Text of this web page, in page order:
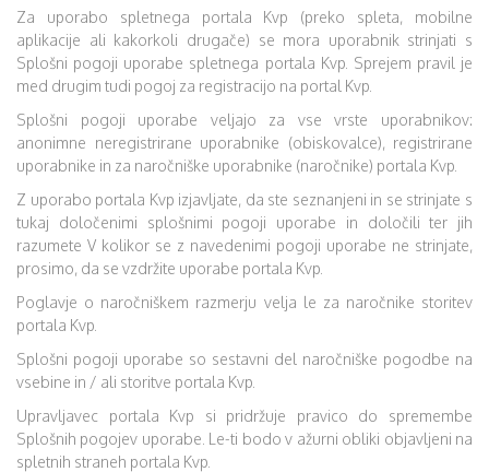
Za uporabo spletnega portala Kvp (preko spleta, mobilne
aplikacije ali kakorkoli drugače) se mora uporabnik strinjati s
Splošni pogoji uporabe spletnega portala Kvp. Sprejem pravil je
med drugim tudi pogoj za registracijo na portal Kvp.
Splošni pogoji uporabe veljajo za vse vrste uporabnikov:
anonimne neregistrirane uporabnike (obiskovalce), registrirane
uporabnike in za naročniške uporabnike (naročnike) portala Kvp.
Z uporabo portala Kvp izjavljate, da ste seznanjeni in se strinjate s
tukaj določenimi splošnimi pogoji uporabe in določili ter jih
razumete V kolikor se z navedenimi pogoji uporabe ne strinjate,
prosimo, da se vzdržite uporabe portala Kvp.
Poglavje o naročniškem razmerju velja le za naročnike storitev
portala Kvp.
Splošni pogoji uporabe so sestavni del naročniške pogodbe na
vsebine in / ali storitve portala Kvp.
Upravljavec portala Kvp si pridržuje pravico do spremembe
Splošnih pogojev uporabe. Le-ti bodo v ažurni obliki objavljeni na
spletnih straneh portala Kvp.